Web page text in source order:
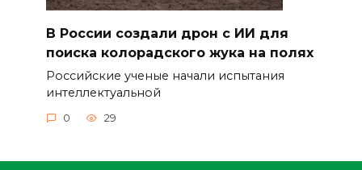
В России создали дрон с ИИ для
поиска колорадского жука на полях
Российские ученые начали испытания
интеллектуальной
0 29